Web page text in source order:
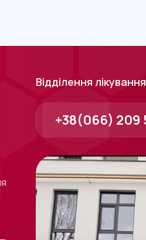
Відділення
+38(066) 209